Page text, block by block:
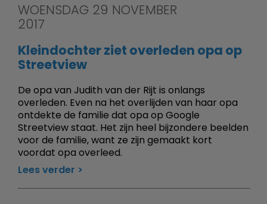
WOENSDAG 29 NOVEMBER
2017
Kleindochter ziet overleden opa op
Streetview
De opa van Judith van der Rijt is onlangs
overleden. Even na het overlijden van haar opa
ontdekte de familie dat opa op Google
Streetview staat. Het zijn heel bijzondere beelden
voor de familie, want ze zijn gemaakt kort
voordat opa overleed.
Lees verder